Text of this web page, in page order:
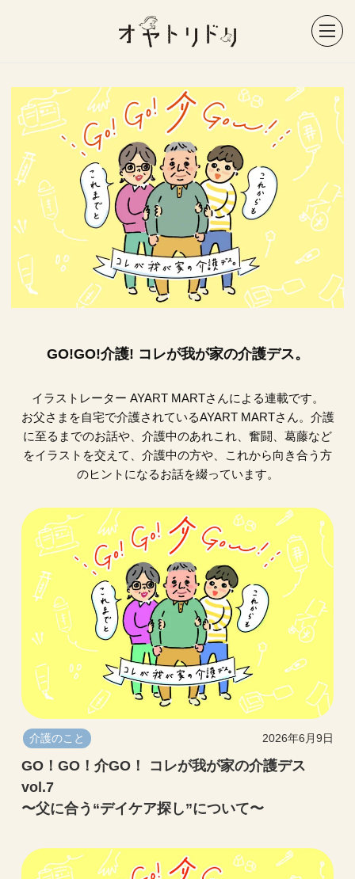
GO!GO!介護! コレが我が家の介護デス。
イラストレーター AYART MARTさんによる連載です。
お父さまを自宅で介護されているAYART MARTさん。介護
に至るまでのお話や、介護中のあれこれ、奮闘、葛藤など
をイラストを交えて、介護中の方や、これから向き合う方
のヒントになるお話を綴っています。
介護のこと 2026年6月9日
GO！GO！介GO！ コレが我が家の介護デス
vol.7
〜父に合う“デイケア探し”について〜